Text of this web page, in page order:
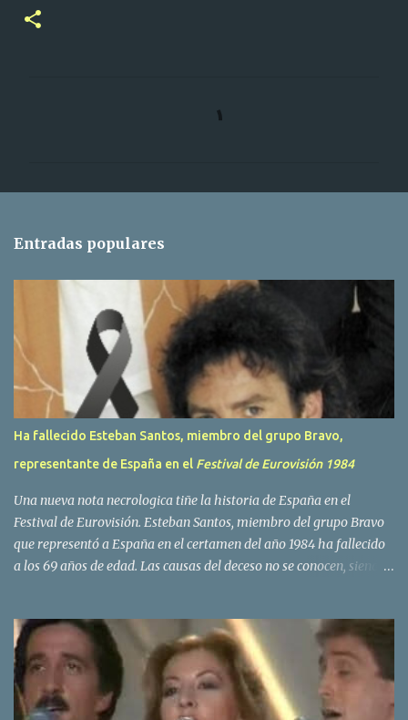
r
s
Entradas populares
Ha fallecido Esteban Santos, miembro del grupo Bravo,
representante de España en el Festival de Eurovisión 1984
Una nueva nota necrologica tiñe la historia de España en el
Festival de Eurovisión. Esteban Santos, miembro del grupo Bravo
que representó a España en el certamen del año 1984 ha fallecido
a los 69 años de edad. Las causas del deceso no se conocen, siendo
traves de las redes sociales. Nacido en Tolosa en 1951, durante su
epoca universitaria en la carrera de empresariales conoció al
estudiante de medicina Luis Villar, comenzando a actuar
juntos,Santos a la guitarra y Villar al piano, sin atreverse a dar el